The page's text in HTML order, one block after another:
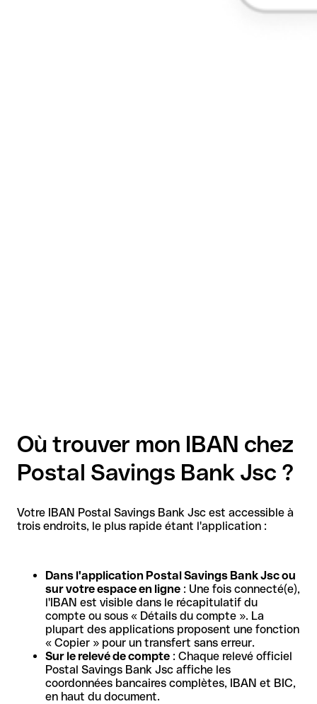
Où trouver mon IBAN chez
Postal Savings Bank Jsc ?
Votre IBAN Postal Savings Bank Jsc est accessible à
trois endroits, le plus rapide étant l'application :
Dans l'application Postal Savings Bank Jsc ou
sur votre espace en ligne : Une fois connecté(e),
l'IBAN est visible dans le récapitulatif du
compte ou sous « Détails du compte ». La
plupart des applications proposent une fonction
« Copier » pour un transfert sans erreur.
Sur le relevé de compte : Chaque relevé officiel
Postal Savings Bank Jsc affiche les
coordonnées bancaires complètes, IBAN et BIC,
en haut du document.